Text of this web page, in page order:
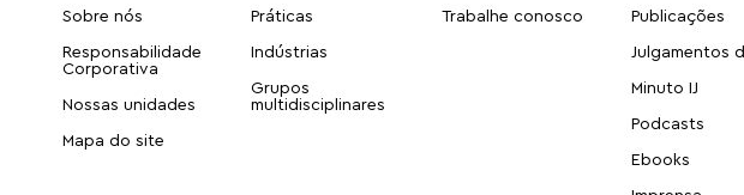
Sobre nós
Responsabilidade
Corporativa
Nossas unidades
Mapa do site
Práticas
Indústrias
Grupos
multidisciplinares
Trabalhe conosco
Publicações
Julgamentos
Minuto IJ
Podcasts
Ebooks